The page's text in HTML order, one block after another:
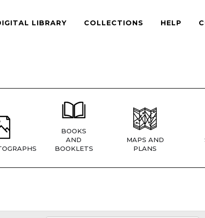
LIBRARY COLLECTIONS HELP
BOOKS
AND
BOOKLETS
MAPS AND
PLANS